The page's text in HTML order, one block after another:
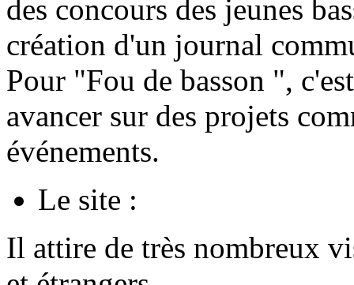
des concours des jeunes
création d'un journal
Pour "Fou de basson ",
avancer sur des projets
événements.
Le site :
Il attire de très nombreux